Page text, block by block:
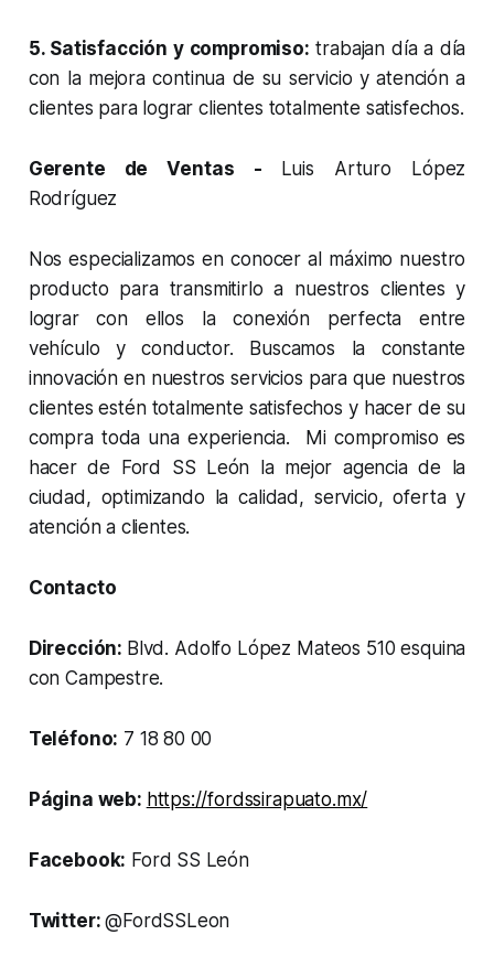
5. Satisfacción y compromiso: trabajan día a día
con la mejora continua de su servicio y atención a
clientes para lograr clientes totalmente satisfechos.
Gerente de Ventas - Luis Arturo López
Rodríguez
Nos especializamos en conocer al máximo nuestro
producto para transmitirlo a nuestros clientes y
lograr con ellos la conexión perfecta entre
vehículo y conductor. Buscamos la constante
innovación en nuestros servicios para que nuestros
clientes estén totalmente satisfechos y hacer de su
compra toda una experiencia. Mi compromiso es
hacer de Ford SS León la mejor agencia de la
ciudad, optimizando la calidad, servicio, oferta y
atención a clientes.
Contacto
Dirección: Blvd. Adolfo López Mateos 510 esquina
con Campestre.
Teléfono: 7 18 80 00
Página web: https://fordssirapuato.mx/
Facebook: Ford SS León
Twitter:@FordSSLeon